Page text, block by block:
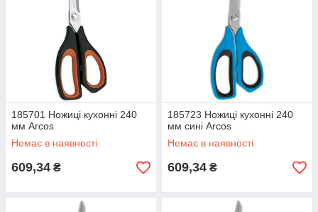
185701 Ножиці кухонні 240
мм Arcos
Немає в наявності
609,34 ₴
185723 Ножиці кухонні 240
мм сині Arcos
Немає в наявності
609,34 ₴